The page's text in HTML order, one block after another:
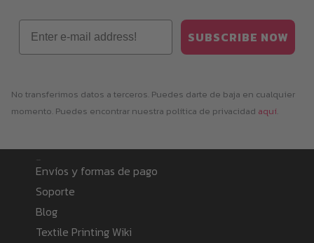
Email
SUBSCRIBE NOW
No transferimos datos a terceros. Puedes darte de baja en cualquier
momento. Puedes encontrar nuestra política de privacidad aquí.
Envíos y formas de pago
Soporte
Blog
Textile Printing Wiki